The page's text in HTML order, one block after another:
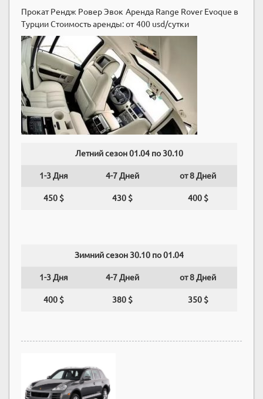
Прокат Рендж Ровер Эвок Аренда Range Rover Evoque в
Турции Стоимость аренды: от 400 usd/сутки
Летний сезон 01.04 по 30.10
1-3 Дня 4-7 Дней от 8 Дней
450 $ 430 $ 400 $
Зимний сезон 30.10 по 01.04
1-3 Дня 4-7 Дней от 8 Дней
400 $ 380 $ 350 $